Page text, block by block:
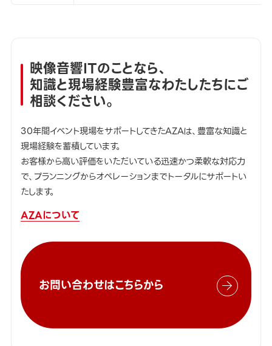
映像音響ITのことなら、
知識と現場経験豊富なわたしたちにご
相談ください。
30年間イベント現場をサポートしてきたAZAは、豊富な知識と
現場経験を蓄積しています。
お客様から高い評価をいただいている迅速かつ柔軟な対応力
で、プランニングからオペレーションまでトータルにサポートい
たします。
AZAについて
お問い合わせはこちらから